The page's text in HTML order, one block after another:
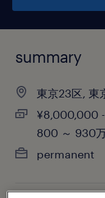
summary
東京23区, 東
¥8,000,000
800 ～ 930
permanent